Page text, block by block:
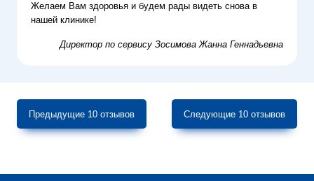
Желаем Вам здоровья и будем рады видеть снова в
нашей клинике!
Директор по сервису Зосимова Жанна Геннадьевна
Предыдущие 10 отзывов Следующие 10 отзывов